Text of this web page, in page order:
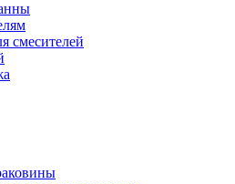
смесителей